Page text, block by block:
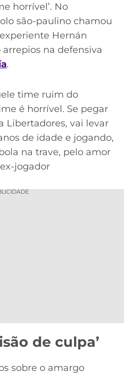
horrível’. No
são-paulino chamou
Hernán
na defensiva
.
time ruim do
é horrível. Se pegar
Libertadores, vai levar
de idade e jogando,
na trave, pelo amor
jogador
de culpa’
sobre o amargo